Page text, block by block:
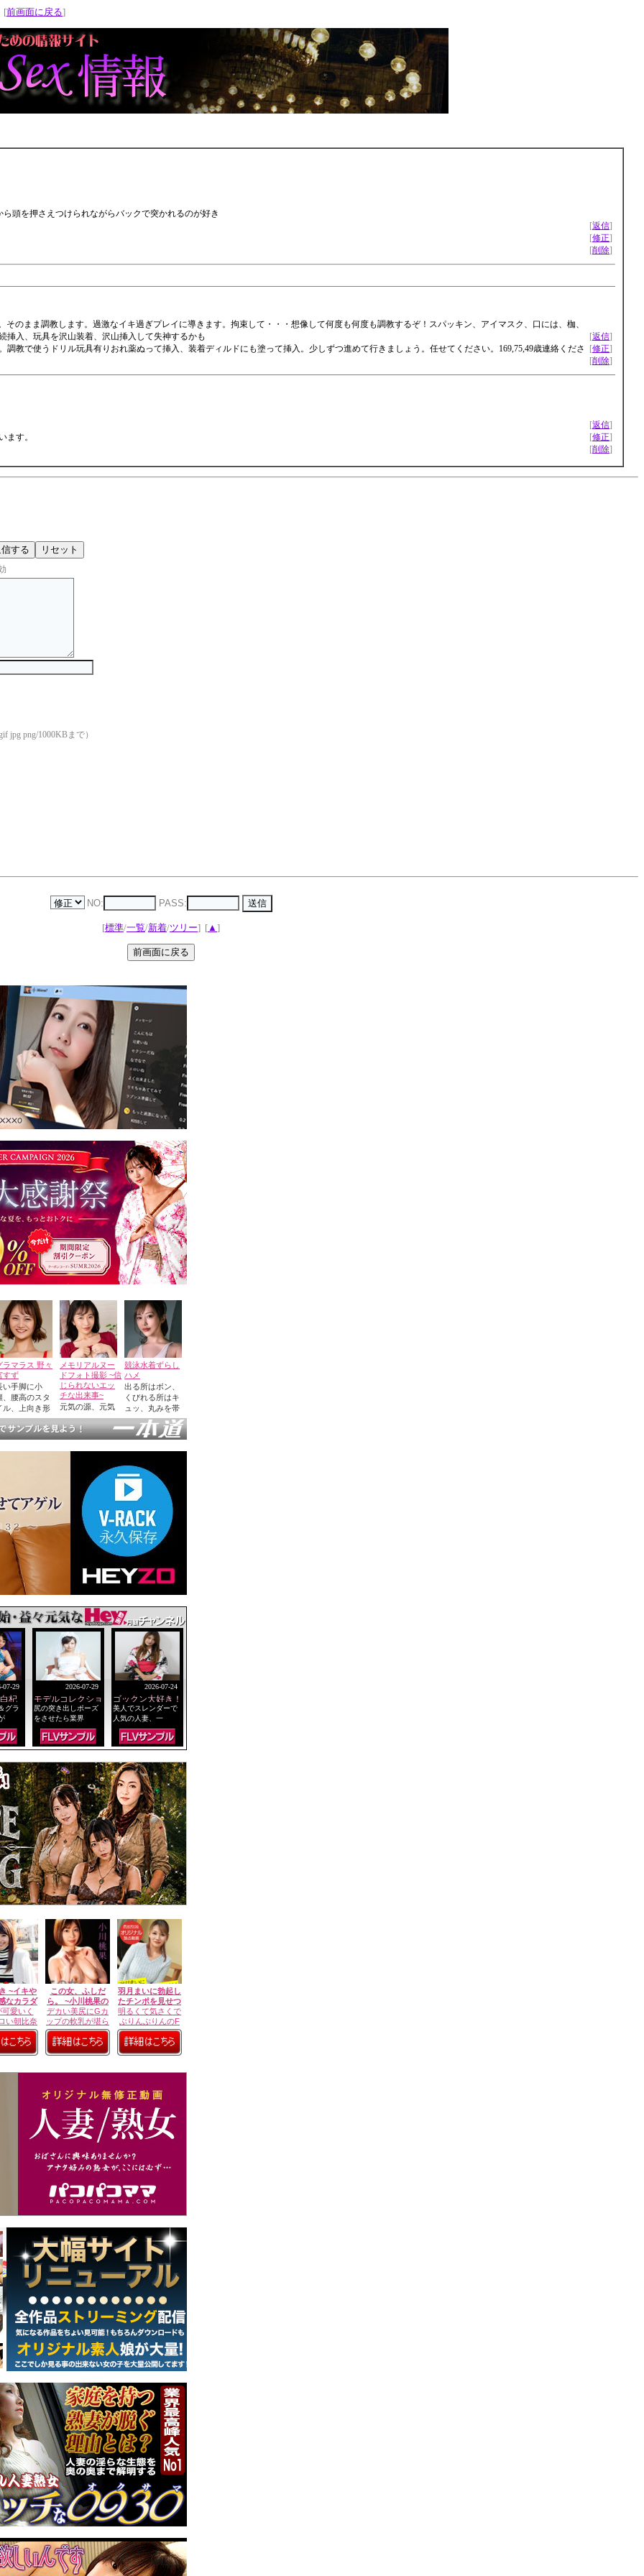
前画面に戻る]
を押さえつけられながらバックで突かれるのが好き
[返信]
[修正]
[削除]
のまま調教します。過激なイキ過ぎプレイに導きます。拘束して・・・想像して何度も何度も調教するぞ！スパッキン、アイマスク、口には、枷、
挿入、玩具を沢山装着、沢山挿入して失神するかも
教で使うドリル玩具有りおれ薬ぬって挿入、装着ディルドにも塗って挿入。少しずつ進めて行きましょう。任せてください。169,75,49歳連絡くださ
[返信]
[修正]
[削除]
ます。
[返信]
[修正]
[削除]
jpg png/1000KBまで）
NO: PASS:
[標準/一覧/新着/ツリー] [▲ ]